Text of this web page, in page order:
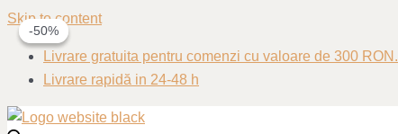
Skip to content
Livrare gratuita pentru comenzi cu valoare de 300 RON.
Livrare rapidă in 24-48 h
-50%
-50%